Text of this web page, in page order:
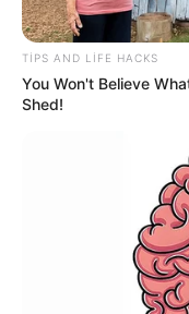
Tiflis qatarına
TIPS AND LIFE HACKS
You Won't Believe
Shed!